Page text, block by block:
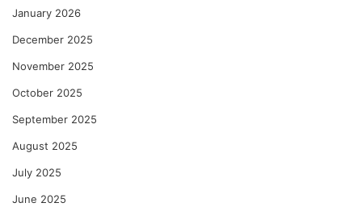
January 2026
December 2025
November 2025
October 2025
September 2025
August 2025
July 2025
June 2025